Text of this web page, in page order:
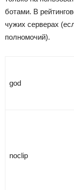
ботами. В
чужих серверах
полномочий).
god
noclip